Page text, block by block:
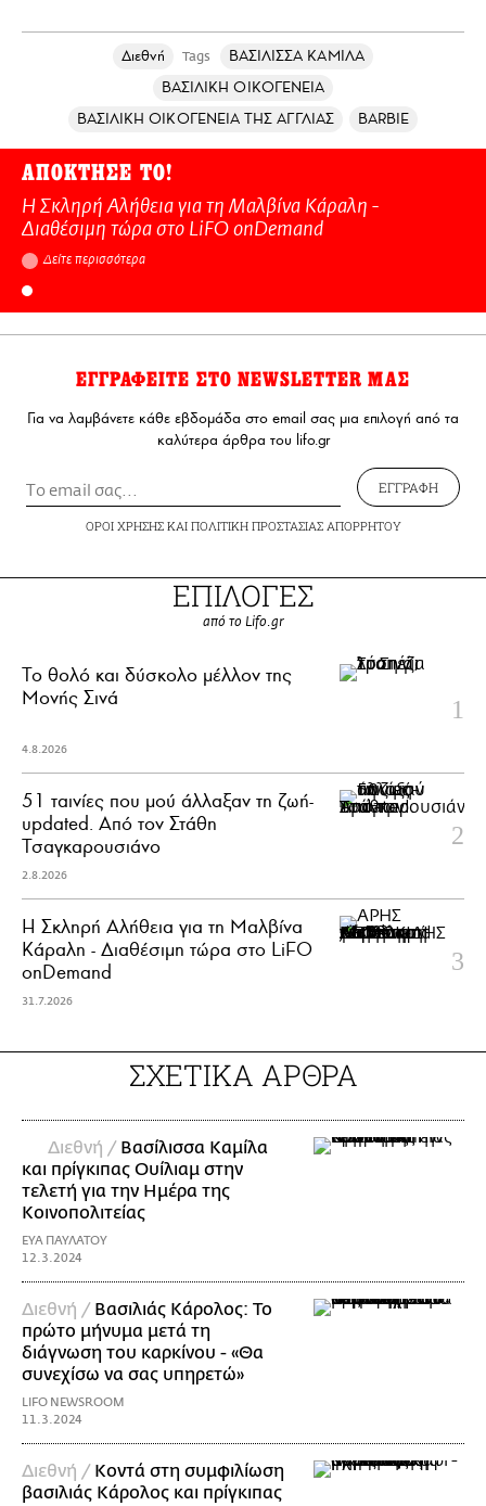
Διεθνή Tags
ΒΑΣΙΛΙΣΣΑ ΚΑΜΙΛΑ
ΒΑΣΙΛΙΚΗ ΟΙΚΟΓΕΝΕΙΑ
ΒΑΣΙΛΙΚΗ ΟΙΚΟΓΕΝΕΙΑ ΤΗΣ ΑΓΓΛΙΑΣ
BARBIE
ΑΠΟΚΤΗΣΕ ΤΟ!
Η Σκληρή Αλήθεια για τη Μαλβίνα Κάραλη -
Διαθέσιμη τώρα στo LiFO onDemand
Δείτε περισσότερα
ΕΓΓΡΑΦΕΙΤΕ ΣΤΟ NEWSLETTER ΜΑΣ
Για να λαμβάνετε κάθε εβδομάδα στο email σας μια επιλογή από τα
καλύτερα άρθρα του lifo.gr
ΕΓΓΡΑΦΗ
ΟΡΟΙ ΧΡΗΣΗΣΚΑΙ ΠΟΛΙΤΙΚΗ ΠΡΟΣΤΑΣΙΑΣ ΑΠΟΡΡΗΤΟΥ
ΕΠΙΛΟΓΕΣ
από το Lifo.gr
Το θολό και δύσκολο μέλλον της
Μονής Σινά
4.8.2026
51 ταινίες που μού άλλαξαν τη ζωή-
updated. Aπό τον Στάθη
Τσαγκαρουσιάνο
2.8.2026
Η Σκληρή Αλήθεια για τη Μαλβίνα
Κάραλη - Διαθέσιμη τώρα στo LiFO
onDemand
31.7.2026
ΣΧΕΤΙΚΑ ΑΡΘΡΑ
Διεθνή / Βασίλισσα Καμίλα
και πρίγκιπας Ουίλιαμ στην
τελετή για την Ημέρα της
Κοινοπολιτείας
ΕΥΑ ΠΑΥΛΑΤΟΥ
12.3.2024
Διεθνή / Βασιλιάς Κάρολος: Το
πρώτο μήνυμα μετά τη
διάγνωση του καρκίνου - «Θα
συνεχίσω να σας υπηρετώ»
LIFO NEWSROOM
11.3.2024
Διεθνή / Κοντά στη συμφιλίωση
βασιλιάς Κάρολος και πρίγκιπας